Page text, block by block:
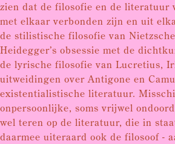
zien dat de filosofie en de literatuur
met elkaar verbonden zijn en uit
de stilistische filosofie van
Heidegger’s obsessie met de
de lyrische filosofie van Lucretius,
uitweidingen over Antigone en
existentialistische literatuur.
onpersoonlijke, soms vrijwel
wel teren op de literatuur, die in
daarmee uiteraard ook de filosoof -